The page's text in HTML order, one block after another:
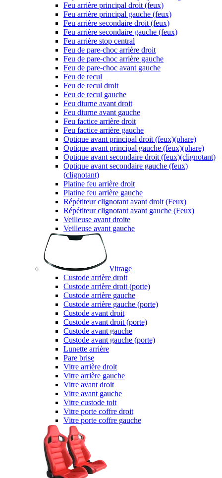
Feu arrière principal droit (feux)
Feu arrière principal gauche (feux)
Feu arrière secondaire droit (feux)
Feu arrière secondaire gauche (feux)
Feu arrière stop central
Feu de pare-choc arrière droit
Feu de pare-choc arrière gauche
Feu de pare-choc avant gauche
Feu de recul
Feu de recul droit
Feu de recul gauche
Feu diurne avant droit
Feu diurne avant gauche
Feu factice arrière droit
Feu factice arrière gauche
Optique avant principal droit (feux)(phare)
Optique avant principal gauche (feux)(phare)
Optique avant secondaire droit (feux)(clignotant)
Optique avant secondaire gauche (feux)
(clignotant)
Platine feu arrière droit
Platine feu arrière gauche
Répétiteur clignotant avant droit (Feux)
Répétiteur clignotant avant gauche (Feux)
Veilleuse avant droite
Veilleuse avant gauche
Vitrage
Custode arrière droit
Custode arrière droit (porte)
Custode arrière gauche
Custode arrière gauche (porte)
Custode avant droit
Custode avant droit (porte)
Custode avant gauche
Custode avant gauche (porte)
Lunette arrière
Pare brise
Vitre arrière droit
Vitre arrière gauche
Vitre avant droit
Vitre avant gauche
Vitre custode toit
Vitre porte coffre droit
Vitre porte coffre gauche